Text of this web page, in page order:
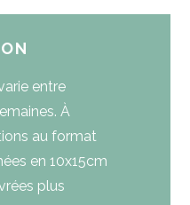
entre
À
au format
en 10x15cm
plus